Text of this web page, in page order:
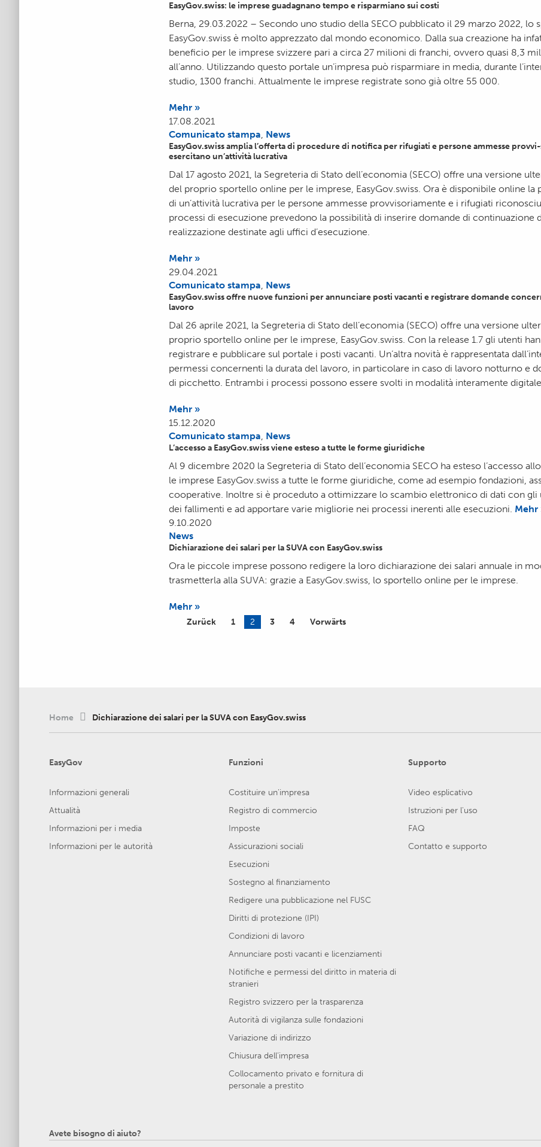
EasyGov.swiss: le imprese guadagnano tempo e risparmiano sui costi
Berna, 29.03.2022 – Secondo uno studio della SECO pubblicato il 29 marzo 2022, lo
EasyGov.swiss è molto apprezzato dal mondo economico. Dalla sua creazione ha
beneficio per le imprese svizzere pari a circa 27 milioni di franchi, ovvero quasi 8,3
all’anno. Utilizzando questo portale un’impresa può risparmiare in media, durante
studio, 1300 franchi. Attualmente le imprese registrate sono già oltre 55 000.
Mehr »
17.08.2021
Comunicato stampa, News
EasyGov.swiss amplia l’offerta di procedure di notifica per rifugiati e persone ammesse
esercitano un’attività lucrativa
Dal 17 agosto 2021, la Segreteria di Stato dell’economia (SECO) offre una versione
del proprio sportello online per le imprese, EasyGov.swiss. Ora è disponibile online la
di un’attività lucrativa per le persone ammesse provvisoriamente e i rifugiati
processi di esecuzione prevedono la possibilità di inserire domande di continuazione
realizzazione destinate agli uffici d’esecuzione.
Mehr »
29.04.2021
Comunicato stampa, News
EasyGov.swiss offre nuove funzioni per annunciare posti vacanti e registrare domande
lavoro
Dal 26 aprile 2021, la Segreteria di Stato dell’economia (SECO) offre una versione
proprio sportello online per le imprese, EasyGov.swiss. Con la release 1.7 gli utenti
registrare e pubblicare sul portale i posti vacanti. Un’altra novità è rappresentata
permessi concernenti la durata del lavoro, in particolare in caso di lavoro notturno e
di picchetto. Entrambi i processi possono essere svolti in modalità interamente
Mehr »
15.12.2020
Comunicato stampa, News
L’accesso a EasyGov.swiss viene esteso a tutte le forme giuridiche
Al 9 dicembre 2020 la Segreteria di Stato dell’economia SECO ha esteso l’accesso
le imprese EasyGov.swiss a tutte le forme giuridiche, come ad esempio fondazioni,
cooperative. Inoltre si è proceduto a ottimizzare lo scambio elettronico di dati con gli
dei fallimenti e ad apportare varie migliorie nei processi inerenti alle esecuzioni. Mehr
9.10.2020
News
Dichiarazione dei salari per la SUVA con EasyGov.swiss
Ora le piccole imprese possono redigere la loro dichiarazione dei salari annuale in
trasmetterla alla SUVA: grazie a EasyGov.swiss, lo sportello online per le imprese.
Mehr »
Zurück 1 2 3 4 Vorwärts
Home Dichiarazione dei salari per la SUVA con EasyGov.swiss
EasyGov
Informazioni generali
Attualità
Informazioni per i media
Informazioni per le autorità
Funzioni
Costituire un'impresa
Registro di commercio
Imposte
Assicurazioni sociali
Esecuzioni
Sostegno al finanziamento
Redigere una pubblicazione nel FUSC
Diritti di protezione (IPI)
Condizioni di lavoro
Annunciare posti vacanti e licenziamenti
Notifiche e permessi del diritto in materia di
stranieri
Registro svizzero per la trasparenza
Autorità di vigilanza sulle fondazioni
Variazione di indirizzo
Chiusura dell’impresa
Collocamento privato e fornitura di
personale a prestito
Supporto
Video esplicativo
Istruzioni per l'uso
FAQ
Contatto e supporto
Avete bisogno di aiuto?